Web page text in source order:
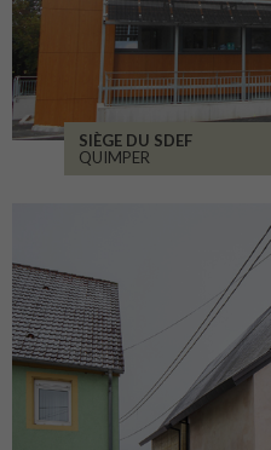
SIÈGE DU SDEF
QUIMPER